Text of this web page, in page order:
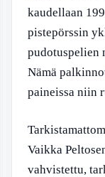
kaudellaan
pistepörssin
pudotuspelien
Nämä
paineissa niin
Vaikka
vahvistettu,